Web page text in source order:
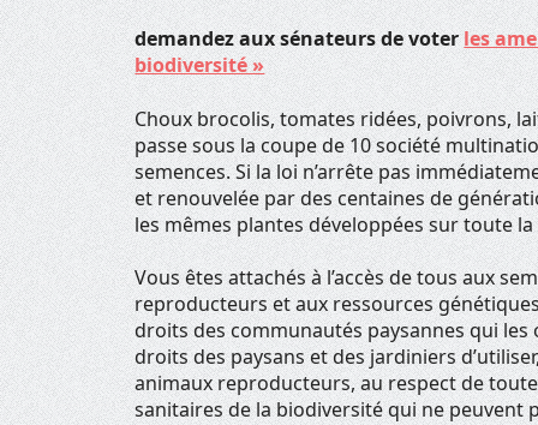
demandez aux sénateurs de voterles
biodiversité »
Choux brocolis, tomates ridées, poivrons,
passe sous la coupe de 10 société
semences. Si la loi n’arrête pas
et renouvelée par des centaines de
les mêmes plantes développées sur toute
Vous êtes attachés à l’accès de tous aux
reproducteurs et aux ressources
droits des communautés paysannes qui
droits des paysans et des jardiniers
animaux reproducteurs, au respect de
sanitaires de la biodiversité qui ne peuvent